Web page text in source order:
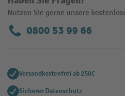
Nutzen Sie gerne unsere
0800 53 99 66
Versandkostenfrei ab 250€
Sicherer Datenschutz